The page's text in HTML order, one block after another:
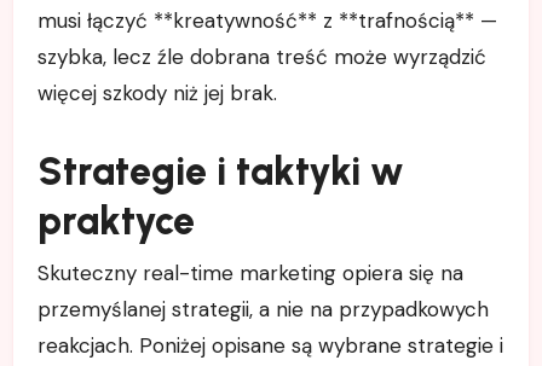
musi łączyć **kreatywność** z **trafnością** —
szybka, lecz źle dobrana treść może wyrządzić
więcej szkody niż jej brak.
Strategie i taktyki w
praktyce
Skuteczny real-time marketing opiera się na
przemyślanej strategii, a nie na przypadkowych
reakcjach. Poniżej opisane są wybrane strategie i